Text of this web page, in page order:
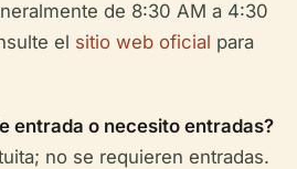
de 8:30 AM a 4:30
el sitio web oficial para
entrada o necesito entradas?
no se requieren entradas.